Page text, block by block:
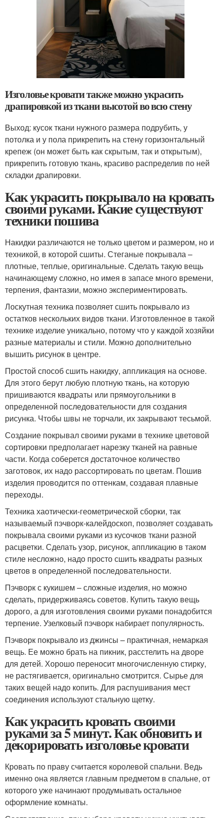
Изголовье кровати также можно украсить
драпировкой из ткани высотой во всю стену
Выход: кусок ткани нужного размера подрубить, у
потолка и у пола прикрепить на стену горизонтальный
крепеж (он может быть как скрытым, так и открытым),
прикрепить готовую ткань, красиво распределив по ней
складки драпировки.
Как украсить покрывало на кровать
своими руками. Какие существуют
техники пошива
Накидки различаются не только цветом и размером, но и
техникой, в которой сшиты. Стеганые покрывала –
плотные, теплые, оригинальные. Сделать такую вещь
начинающему сложно, но имея в запасе много времени,
терпения, фантазии, можно экспериментировать.
Лоскутная техника позволяет сшить покрывало из
остатков нескольких видов ткани. Изготовленное в такой
технике изделие уникально, потому что у каждой хозяйки
разные материалы и стили. Можно дополнительно
вышить рисунок в центре.
Простой способ сшить накидку, аппликация на основе.
Для этого берут любую плотную ткань, на которую
пришиваются квадраты или прямоугольники в
определенной последовательности для создания
рисунка. Чтобы швы не торчали, их закрывают тесьмой.
Создание покрывал своими руками в технике цветовой
сортировки предполагает нарезку тканей на равные
части. Когда соберется достаточное количество
заготовок, их надо рассортировать по цветам. Пошив
изделия проводится по оттенкам, создавая плавные
переходы.
Техника хаотически-геометрической сборки, так
называемый пэчворк-калейдоскоп, позволяет создавать
покрывала своими руками из кусочков ткани разной
расцветки. Сделать узор, рисунок, аппликацию в таком
стиле несложно, надо просто сшить квадраты разных
цветов в определенной последовательности.
Пэчворк с кукишем – сложные изделия, но можно
сделать, придерживаясь советов. Купить такую вещь
дорого, а для изготовления своими руками понадобится
терпение. Узелковый пэчворк набирает популярность.
Пэчворк покрывало из джинсы – практичная, немаркая
вещь. Ее можно брать на пикник, расстелить на дворе
для детей. Хорошо переносит многочисленную стирку,
не растягивается, оригинально смотрится. Сырье для
таких вещей надо копить. Для распушивания мест
соединения используют стальную щетку.
Как украсить кровать своими
руками за 5 минут. Как обновить и
декорировать изголовье кровати
Кровать по праву считается королевой спальни. Ведь
именно она является главным предметом в спальне, от
которого уже начинают продумывать остальное
оформление комнаты.